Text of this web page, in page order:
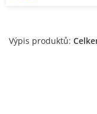
Výpis produktů: